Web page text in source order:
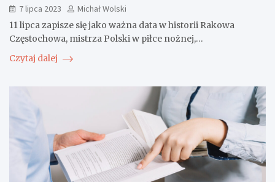
7 lipca 2023
Michał Wolski
11 lipca zapisze się jako ważna data w historii Rakowa
Częstochowa, mistrza Polski w piłce nożnej,…
Czytaj dalej